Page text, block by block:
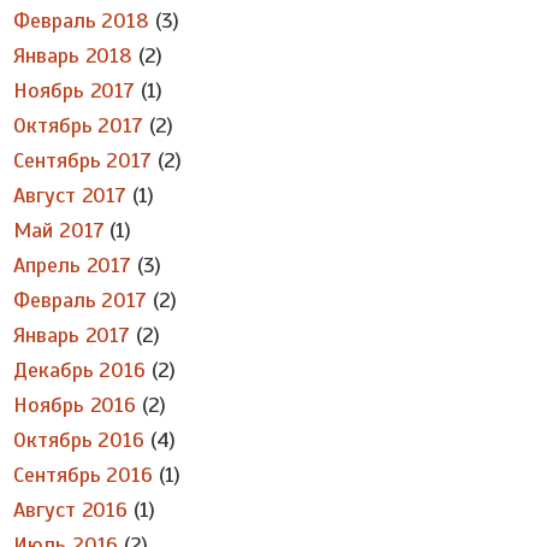
Февраль 2018 (3)
Январь 2018 (2)
Ноябрь 2017 (1)
Октябрь 2017 (2)
Сентябрь 2017 (2)
Август 2017 (1)
Май 2017 (1)
Апрель 2017 (3)
Февраль 2017 (2)
Январь 2017 (2)
Декабрь 2016 (2)
Ноябрь 2016 (2)
Октябрь 2016 (4)
Сентябрь 2016 (1)
Август 2016 (1)